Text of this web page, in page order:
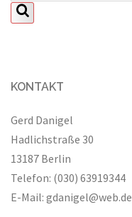
KONTAKT
Gerd Danigel
Hadlichstraße 30
13187 Berlin
Telefon: (030) 63919344
E-Mail: gdanigel@web.de